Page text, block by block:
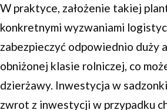
W praktyce, założenie takiej
konkretnymi wyzwaniami
zabezpieczyć odpowiednio duży
obniżonej klasie rolniczej, co
dzierżawy. Inwestycja w
zwrot z inwestycji w przypadku